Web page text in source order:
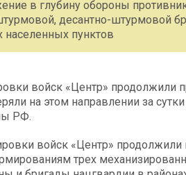
в глубину обороны
десантно-штурмовой
населенных пунктов
войск «Центр» продолжили
на этом направлении за
РФ.
войск «Центр»
трех